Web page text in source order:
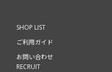
SHOP LIST
ご利用ガイド
お問い合わせ
RECRUIT